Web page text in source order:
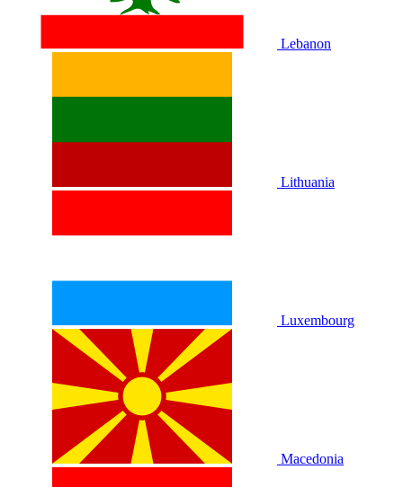
Lebanon
Lithuania
Luxembourg
Macedonia